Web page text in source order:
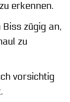
erkennen.
zügig an,
zu
vorsichtig